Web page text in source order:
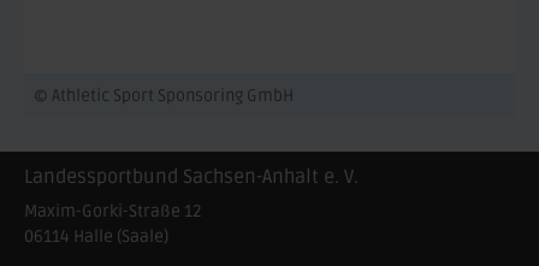
© Athletic Sport Sponsoring GmbH
Landessportbund Sachsen-Anhalt e. V.
Maxim-Gorki-Straße 12
06114 Halle (Saale)